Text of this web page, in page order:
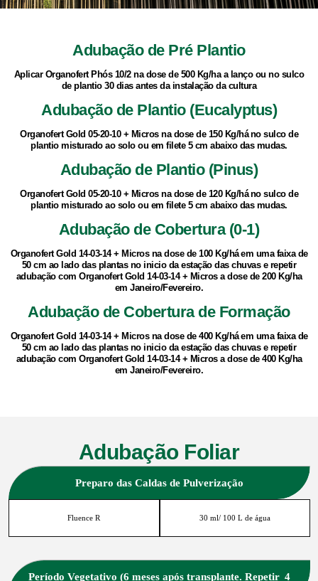
Adubação de Pré Plantio
Aplicar Organofert Phós 10/2 na dose de 500 Kg/ha a lanço ou no sulco
de plantio 30 dias antes da instalação da cultura
Adubação de Plantio (Eucalyptus)
Organofert Gold 05-20-10 + Micros na dose de 150 Kg/há no sulco de
plantio misturado ao solo ou em filete 5 cm abaixo das mudas.
Adubação de Plantio (Pinus)
Organofert Gold 05-20-10 + Micros na dose de 120 Kg/há no sulco de
plantio misturado ao solo ou em filete 5 cm abaixo das mudas.
Adubação de Cobertura (0-1)
Organofert Gold 14-03-14 + Micros na dose de 100 Kg/há em uma faixa de
50 cm ao lado das plantas no inicio da estação das chuvas e repetir
adubação com Organofert Gold 14-03-14 + Micros a dose de 200 Kg/ha
em Janeiro/Fevereiro.
Adubação de Cobertura de Formação
Organofert Gold 14-03-14 + Micros na dose de 400 Kg/há em uma faixa de
50 cm ao lado das plantas no inicio da estação das chuvas e repetir
adubação com Organofert Gold 14-03-14 + Micros a dose de 400 Kg/ha
em Janeiro/Fevereiro.
Adubação Foliar
Preparo das Caldas de Pulverização
Fluence R 30 ml/ 100 L de água
Período Vegetativo (6 meses após transplante. Repetir 4